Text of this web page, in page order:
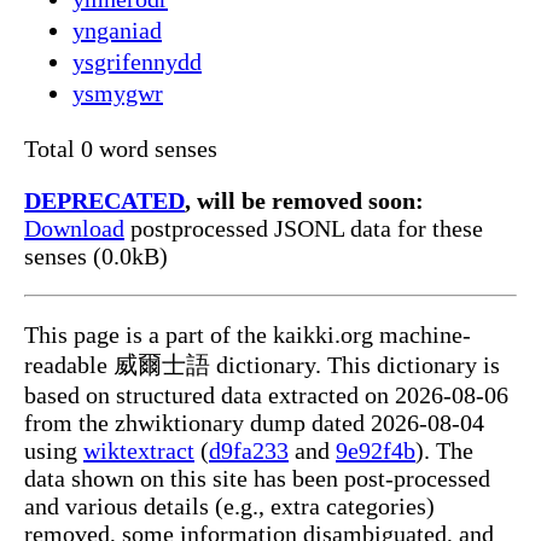
ynganiad
ysgrifennydd
ysmygwr
Total 0 word senses
DEPRECATED, will be removed soon:
Download postprocessed JSONL data for these
senses (0.0kB)
This page is a part of the kaikki.org machine-
readable 威爾士語 dictionary. This dictionary is
based on structured data extracted on 2026-08-06
from the zhwiktionary dump dated 2026-08-04
using wiktextract (d9fa233 and 9e92f4b). The
data shown on this site has been post-processed
and various details (e.g., extra categories)
removed, some information disambiguated, and